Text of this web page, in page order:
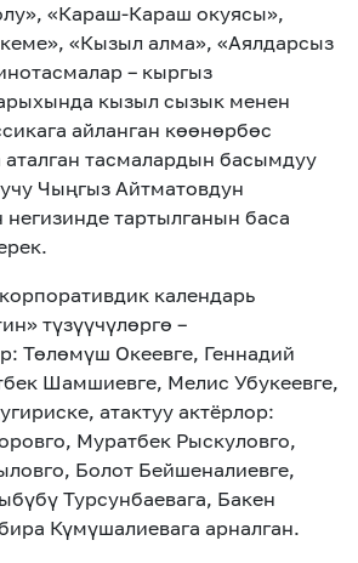
«Караш-Караш окуясы»,
«Кызыл алма», «Аялдарсыз
– кыргыз
кызыл сызык менен
айланган көөнөрбөс
тасмалардын басымдуу
Чыңгыз Айтматовдун
тартылганын баса
календарь
түзүүчүлөргө –
Төлөмүш Океевге, Геннадий
Шамшиевге, Мелис Убукеевге,
атактуу актёрлор:
Муратбек Рыскуловго,
Болот Бейшеналиевге,
Турсунбаевага, Бакен
Күмүшалиевага арналган.